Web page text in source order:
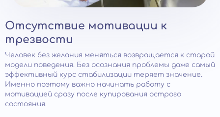
Отсутствие мотивации к
трезвости
Человек без желания меняться возвращается к старой
модели поведения. Без осознания проблемы даже самый
эффективный курс стабилизации теряет значение.
Именно поэтому важно начинать работу с
мотивацией сразу после купирования острого
состояния.